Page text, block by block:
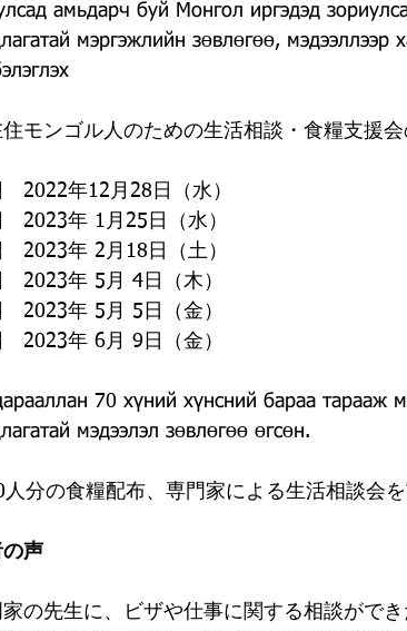
амьдарч буй Монгол иргэдэд
мэргэжлийн зөвлөгөө,
住モンゴル人のための生活相談・食糧支援
2022年12月28日（水）
2023年 1月25日（水）
2023年 2月18日（土）
2023年 5月 4日（木）
2023年 5月 5日（金）
2023年 6月 9日（金）
70 хүний хүнсний бараа тарааж
мэдээлэл зөвлөгөө өгсөн.
人分の食糧配布、専門家による生活相談会を
声
家の先生に、ビザや仕事に関する相談ができ